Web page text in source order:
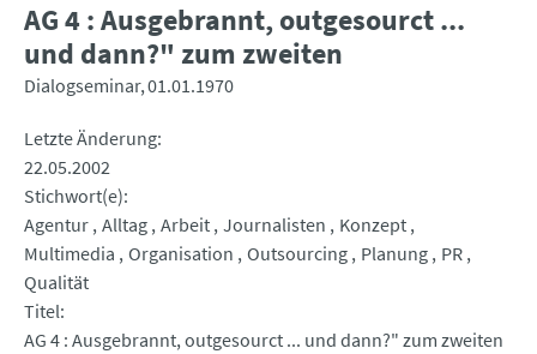
AG 4 : Ausgebrannt, outgesourct ...
und dann?" zum zweiten
Dialogseminar 01.01.1970
Letzte Änderung
22.05.2002
Stichwort(e)
Agentur Alltag Arbeit Journalisten
Konzept
Multimedia Organisation Outsourcing Planung PR
Qualität
Titel
AG 4 : Ausgebrannt, outgesourct ... und dann?" zum zweiten